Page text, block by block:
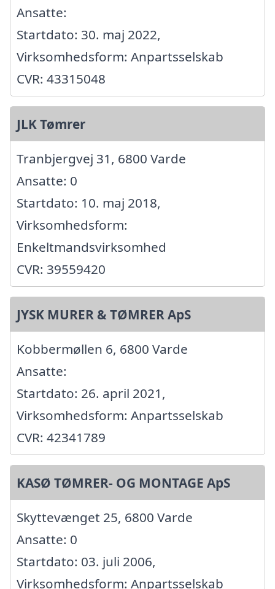
Ansatte:
Startdato: 30. maj 2022,
Virksomhedsform: Anpartsselskab
CVR: 43315048
JLK Tømrer
Tranbjergvej 31, 6800 Varde
Ansatte: 0
Startdato: 10. maj 2018,
Virksomhedsform:
Enkeltmandsvirksomhed
CVR: 39559420
JYSK MURER & TØMRER ApS
Kobbermøllen 6, 6800 Varde
Ansatte:
Startdato: 26. april 2021,
Virksomhedsform: Anpartsselskab
CVR: 42341789
KASØ TØMRER- OG MONTAGE ApS
Skyttevænget 25, 6800 Varde
Ansatte: 0
Startdato: 03. juli 2006,
Virksomhedsform: Anpartsselskab